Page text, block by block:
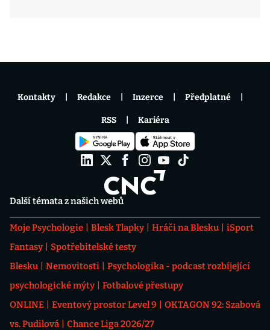
Další témata z našich webů
Moje Psychologie Blesk Tlapky Hráči na Blesku
iSport
Fantasy
Spotřebitelské testy
Blesku
Nemovitosti
Psychologika - podcast rozbíjející
psychologické mýty
Fotbalové přestupy
ONLINE
Eventový prostor Level 9
OKTAGON 92: Szabová
vs. Pudilová
Chance Liga 2026/27
Kontakty Redakce Inzerce Předplatné
RSS Kariéra